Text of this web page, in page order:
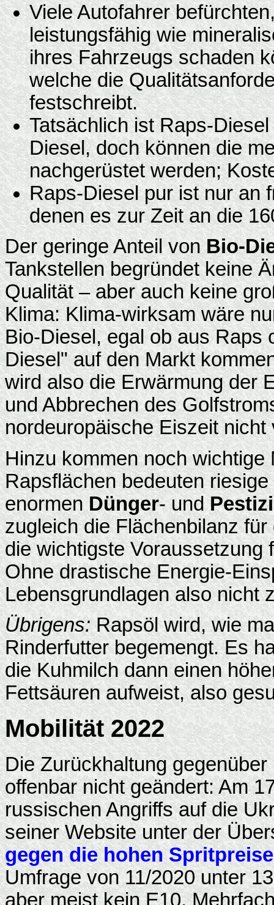
Viele Autofahrer
leistungsfähig wie
ihres Fahrzeugs schaden
welche die
festschreibt.
Tatsächlich ist Raps-
Diesel, doch können die
nachgerüstet werden;
Raps-Diesel pur ist nur an
denen es zur Zeit an die
Der geringe Anteil vonBio-
Tankstellen begründet keine
Qualität – aber auch keine
Klima: Klima-wirksam wäre
Bio-Diesel, egal ob aus Raps
Diesel" auf den Markt
wird also die Erwärmung der
und Abbrechen des
nordeuropäische Eiszeit nicht
Hinzu kommen noch
Rapsflächen bedeuten riesige
enormenDünger- und
zugleich die Flächenbilanz
die wichtigste Voraussetzung
Ohne drastische Energie-
Lebensgrundlagen also nicht
Übrigens:Rapsöl wird, wie
Rinderfutter begemengt. Es
die Kuhmilch dann einen
Fettsäuren aufweist, also
Mobilität 2022
Die Zurückhaltung
offenbar nicht geändert: Am
russischen Angriffs auf die
seiner Website unter der
gegen die hohen Spritpreise
Umfrage von 11/2020 unter
aber meist kein E10.